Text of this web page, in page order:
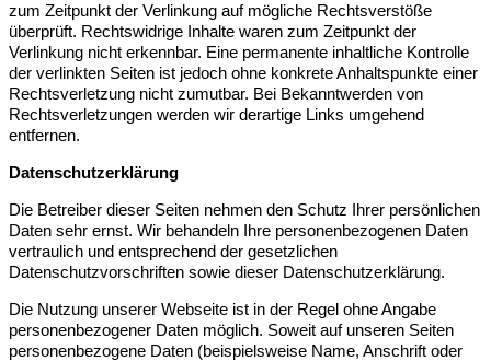
zum Zeitpunkt der Verlinkung auf mögliche Rechtsverstöße
überprüft. Rechtswidrige Inhalte waren zum Zeitpunkt der
Verlinkung nicht erkennbar. Eine permanente inhaltliche Kontrolle
der verlinkten Seiten ist jedoch ohne konkrete Anhaltspunkte einer
Rechtsverletzung nicht zumutbar. Bei Bekanntwerden von
Rechtsverletzungen werden wir derartige Links umgehend
entfernen.
Datenschutzerklärung
Die Betreiber dieser Seiten nehmen den Schutz Ihrer persönlichen
Daten sehr ernst. Wir behandeln Ihre personenbezogenen Daten
vertraulich und entsprechend der gesetzlichen
Datenschutzvorschriften sowie dieser Datenschutzerklärung.
Die Nutzung unserer Webseite ist in der Regel ohne Angabe
personenbezogener Daten möglich. Soweit auf unseren Seiten
personenbezogene Daten (beispielsweise Name, Anschrift oder